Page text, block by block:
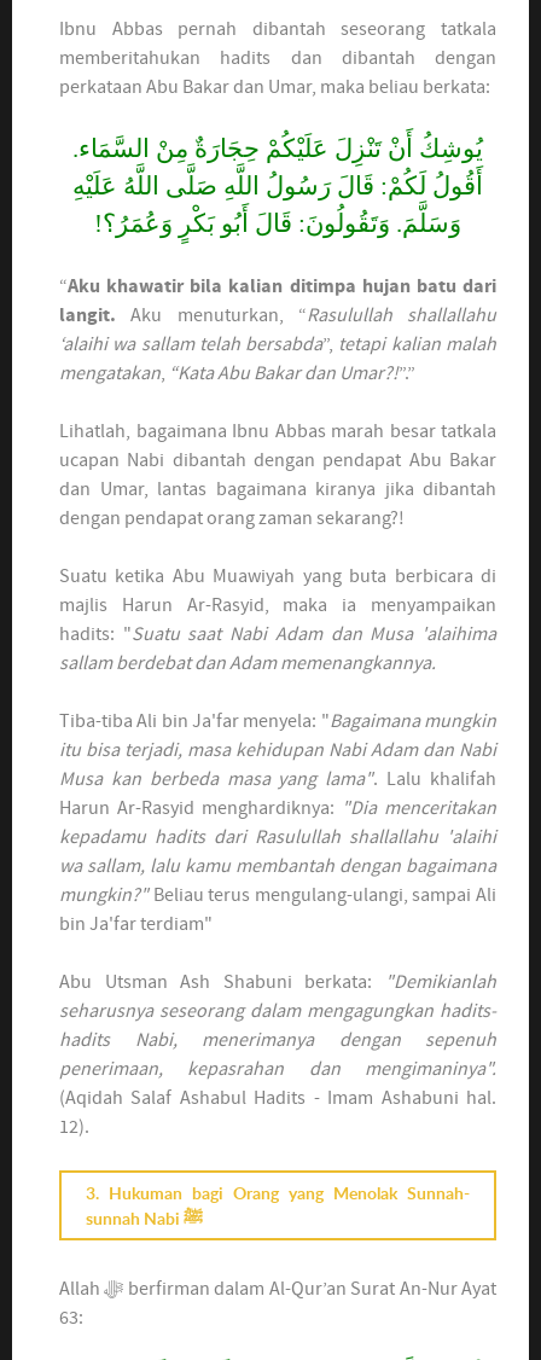
Ibnu Abbas pernah dibantah seseorang tatkala
memberitahukan hadits dan dibantah dengan
perkataan Abu Bakar dan Umar, maka beliau berkata:
يُوشِكُ أَنْ تَنْزِلَ عَلَيْكُمْ حِجَارَةٌ مِنْ السَّمَاء.
أَقُولُ لَكُمْ: قَالَ رَسُولُ اللَّهِ صَلَّى اللَّهُ عَلَيْهِ
وَسَلَّمَ. وَتَقُولُونَ: قَالَ أَبُو بَكْرٍ وَعُمَرُ؟!
“Aku khawatir bila kalian ditimpa hujan batu dari
langit. Aku menuturkan, “Rasulullah shallallahu
‘alaihi wa sallam telah bersabda”, tetapi kalian malah
mengatakan, “Kata Abu Bakar dan Umar?!”.”
Lihatlah, bagaimana Ibnu Abbas marah besar tatkala
ucapan Nabi dibantah dengan pendapat Abu Bakar
dan Umar, lantas bagaimana kiranya jika dibantah
dengan pendapat orang zaman sekarang?!
Suatu ketika Abu Muawiyah yang buta berbicara di
majlis Harun Ar-Rasyid, maka ia menyampaikan
hadits: "Suatu saat Nabi Adam dan Musa 'alaihima
sallam berdebat dan Adam memenangkannya.
Tiba-tiba Ali bin Ja'far menyela: "Bagaimana mungkin
itu bisa terjadi, masa kehidupan Nabi Adam dan Nabi
Musa kan berbeda masa yang lama". Lalu khalifah
Harun Ar-Rasyid menghardiknya: "Dia menceritakan
kepadamu hadits dari Rasulullah shallallahu 'alaihi
wa sallam, lalu kamu membantah dengan bagaimana
mungkin?"Beliau terus mengulang-ulangi, sampai Ali
bin Ja'far terdiam"
Abu Utsman Ash Shabuni berkata:
"Demikianlah
seharusnya seseorang dalam mengagungkan hadits-
hadits Nabi, menerimanya dengan sepenuh
penerimaan, kepasrahan dan mengimaninya".
(Aqidah Salaf Ashabul Hadits - Imam Ashabuni hal.
12).
3. Hukuman bagi Orang yang Menolak Sunnah-
sunnah Nabi ﷺ
Allah ﷻ berfirman dalam Al-Qur’an Surat An-Nur Ayat
63: